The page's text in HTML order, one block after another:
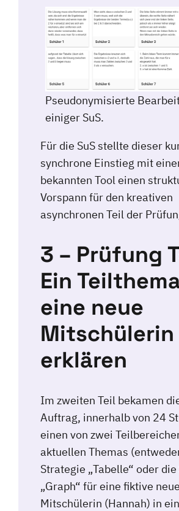
Pseudonymisierte
einiger SuS.
Für die SuS stellte dieser
synchrone Einstieg mit
bekannten Tool einen
Vorspann für den kreativen
asynchronen Teil der
3 – Prüfung
Ein
eine neue
Mitschülerin
erklären
Im zweiten Teil bekamen
Auftrag, innerhalb von 24
einen von zwei
aktuellen Themas
Strategie „Tabelle“ oder
„Graph“ für eine fiktive neue
Mitschülerin (Hannah) in